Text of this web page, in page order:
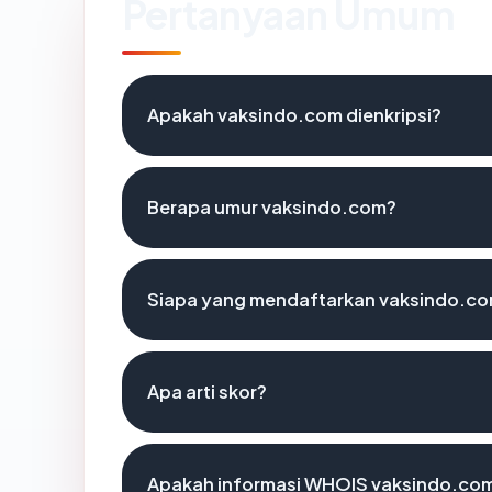
Apakah vaksindo.com dienkripsi?
Berapa umur vaksindo.com?
Siapa yang mendaftarkan
Apa arti skor?
Apakah informasi WHOIS